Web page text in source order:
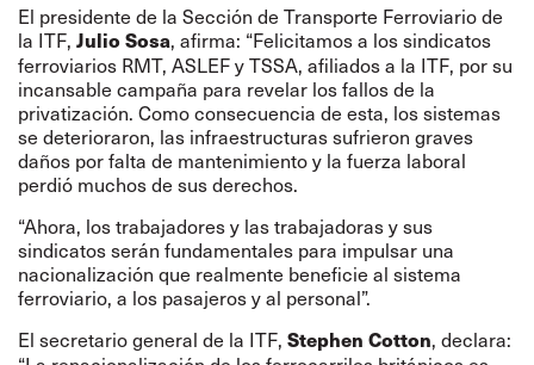
El presidente de la Sección de Transporte Ferroviario de
la ITF, Julio Sosa, afirma: “Felicitamos a los sindicatos
ferroviarios RMT, ASLEF y TSSA, afiliados a la ITF, por su
incansable campaña para revelar los fallos de la
privatización. Como consecuencia de esta, los sistemas
se deterioraron, las infraestructuras sufrieron graves
daños por falta de mantenimiento y la fuerza laboral
perdió muchos de sus derechos.
“Ahora, los trabajadores y las trabajadoras y sus
sindicatos serán fundamentales para impulsar una
nacionalización que realmente beneficie al sistema
ferroviario, a los pasajeros y al personal”.
El secretario general de la ITF, Stephen Cotton, declara: